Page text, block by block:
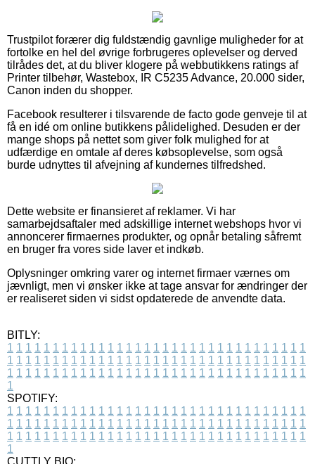
Trustpilot forærer dig fuldstændig gavnlige muligheder for at
fortolke en hel del øvrige forbrugeres oplevelser og derved
tilrådes det, at du bliver klogere på webbutikkens ratings af
Printer tilbehør, Wastebox, IR C5235 Advance, 20.000 sider,
Canon inden du shopper.
Facebook resulterer i tilsvarende de facto gode genveje til at
få en idé om online butikkens pålidelighed. Desuden er der
mange shops på nettet som giver folk mulighed for at
udfærdige en omtale af deres købsoplevelse, som også
burde udnyttes til afvejning af kundernes tilfredshed.
Dette website er finansieret af reklamer. Vi har
samarbejdsaftaler med adskillige internet webshops hvor vi
annoncerer firmaernes produkter, og opnår betaling såfremt
en bruger fra vores side laver et indkøb.
Oplysninger omkring varer og internet firmaer værnes om
jævnligt, men vi ønsker ikke at tage ansvar for ændringer der
er realiseret siden vi sidst opdaterede de anvendte data.
BITLY:
1 1 1 1 1 1 1 1 1 1 1 1 1 1 1 1 1 1 1 1 1 1 1 1 1 1 1 1 1 1 1 1 1
1 1 1 1 1 1 1 1 1 1 1 1 1 1 1 1 1 1 1 1 1 1 1 1 1 1 1 1 1 1 1 1 1
1 1 1 1 1 1 1 1 1 1 1 1 1 1 1 1 1 1 1 1 1 1 1 1 1 1 1 1 1 1 1 1 1
1
SPOTIFY:
1 1 1 1 1 1 1 1 1 1 1 1 1 1 1 1 1 1 1 1 1 1 1 1 1 1 1 1 1 1 1 1 1
1 1 1 1 1 1 1 1 1 1 1 1 1 1 1 1 1 1 1 1 1 1 1 1 1 1 1 1 1 1 1 1 1
1 1 1 1 1 1 1 1 1 1 1 1 1 1 1 1 1 1 1 1 1 1 1 1 1 1 1 1 1 1 1 1 1
1
CUTTLY BIO: